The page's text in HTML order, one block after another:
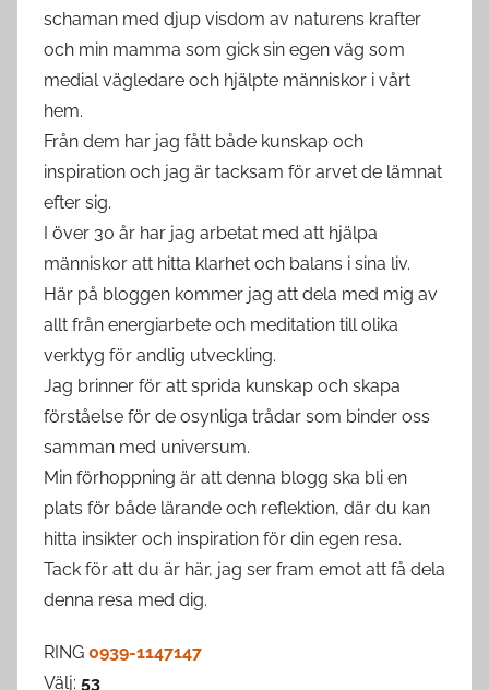
schaman med djup visdom av naturens krafter
och min mamma som gick sin egen väg som
medial vägledare och hjälpte människor i vårt
hem.
Från dem har jag fått både kunskap och
inspiration och jag är tacksam för arvet de lämnat
efter sig.
I över 30 år har jag arbetat med att hjälpa
människor att hitta klarhet och balans i sina liv.
Här på bloggen kommer jag att dela med mig av
allt från energiarbete och meditation till olika
verktyg för andlig utveckling.
Jag brinner för att sprida kunskap och skapa
förståelse för de osynliga trådar som binder oss
samman med universum.
Min förhoppning är att denna blogg ska bli en
plats för både lärande och reflektion, där du kan
hitta insikter och inspiration för din egen resa.
Tack för att du är här, jag ser fram emot att få dela
denna resa med dig.
RING 0939-1147147
Välj: 53